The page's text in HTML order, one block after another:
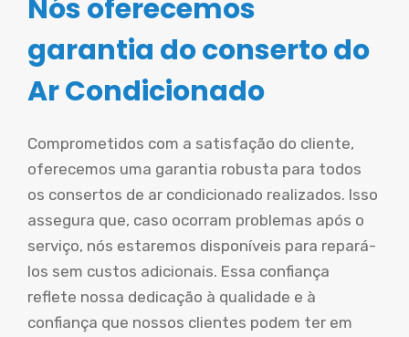
Nós oferecemos
garantia do conserto do
Ar Condicionado
Comprometidos com a satisfação do cliente,
oferecemos uma garantia robusta para todos
os consertos de ar condicionado realizados. Isso
assegura que, caso ocorram problemas após o
serviço, nós estaremos disponíveis para repará-
los sem custos adicionais. Essa confiança
reflete nossa dedicação à qualidade e à
confiança que nossos clientes podem ter em